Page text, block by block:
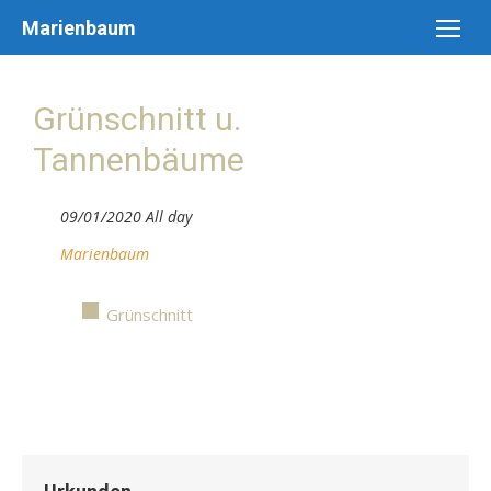
Marienbaum
Grünschnitt u.
Tannenbäume
09/01/2020 All day
Marienbaum
Grünschnitt